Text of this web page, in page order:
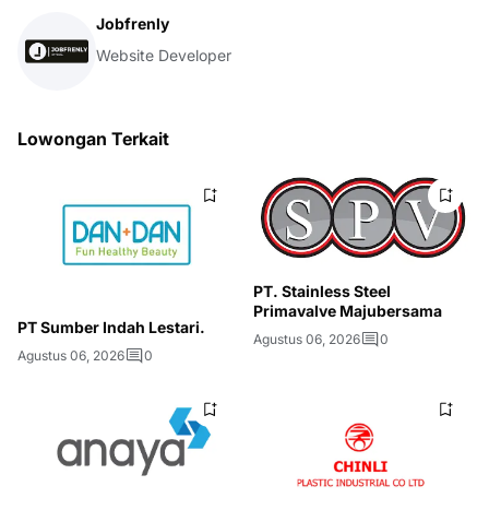
Jobfrenly
Website Developer
Lowongan Terkait
PT Sumber Indah Lestari.
Agustus 06, 2026 0
PT. Stainless Steel
Primavalve Majubersama
Agustus 06, 2026 0